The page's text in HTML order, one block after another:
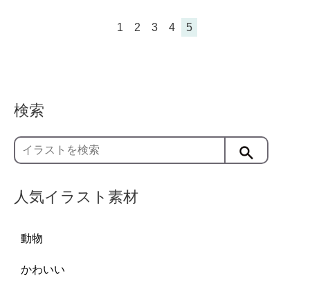
1 2 3 4 5
検索
人気イラスト素材
動物
かわいい